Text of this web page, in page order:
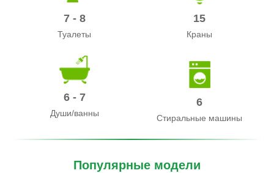
7 - 8
Туалеты
15
Краны
6 - 7
Души/ванны
6
Стиральные машины
Популярные модели